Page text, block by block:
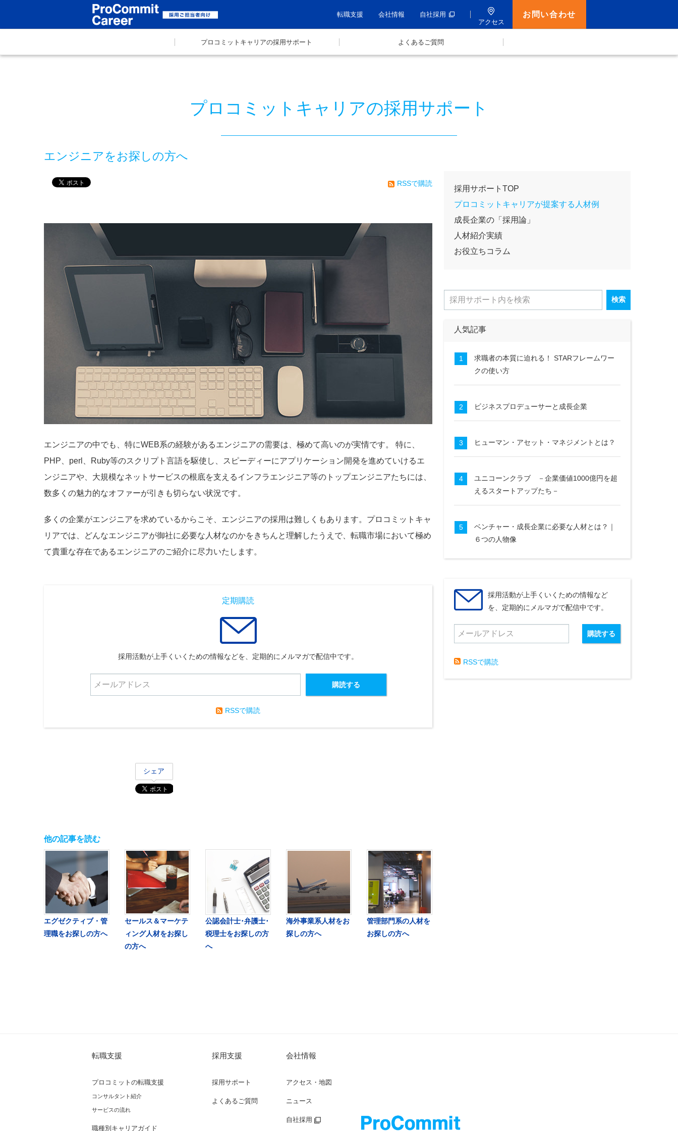
転職支援 会社情報
自社採用
アクセス
お問い合わせ
プロコミットキャリアの採用サポート よくあるご質問
プロコミットキャリアの採用サポート
エンジニアをお探しの方へ
RSSで購読
エンジニアの中でも、特にWEB系の経験があるエンジニアの需要は、極めて高いのが実情です。 特に、
PHP、perl、Ruby等のスクリプト言語を駆使し、スピーディーにアプリケーション開発を進めていけるエ
ンジニアや、大規模なネットサービスの根底を支えるインフラエンジニア等のトップエンジニアたちには、
数多くの魅力的なオファーが引きも切らない状況です。
多くの企業がエンジニアを求めているからこそ、エンジニアの採用は難しくもあります。プロコミットキャ
リアでは、どんなエンジニアが御社に必要な人材なのかをきちんと理解したうえで、転職市場において極め
て貴重な存在であるエンジニアのご紹介に尽力いたします。
定期購読
採用活動が上手くいくための情報などを、定期的にメルマガで配信中です。
RSSで購読
シェア
他の記事を読む
エグゼクティブ・管
理職をお探しの方へ
セールス＆マーケテ
ィング人材をお探し
の方へ
公認会計士･弁護士･
税理士をお探しの方
へ
海外事業系人材をお
探しの方へ
管理部門系の人材を
お探しの方へ
採用サポートTOP
プロコミットキャリアが提案する人材例
成長企業の「採用論」
人材紹介実績
お役立ちコラム
検索
人気記事
1
求職者の本質に迫れる！ STARフレームワー
クの使い方
2 ビジネスプロデューサーと成長企業
3 ヒューマン・アセット・マネジメントとは？
4
ユニコーンクラブ －企業価値1000億円を超
えるスタートアップたち－
5
ベンチャー・成長企業に必要な人材とは？｜
６つの人物像
採用活動が上手くいくための情報など
を、定期的にメルマガで配信中です。
RSSで購読
転職支援
プロコミットの転職支援
コンサルタント紹介
サービスの流れ
職種別キャリアガイド
採用支援
採用サポート
よくあるご質問
会社情報
アクセス・地図
ニュース
自社採用